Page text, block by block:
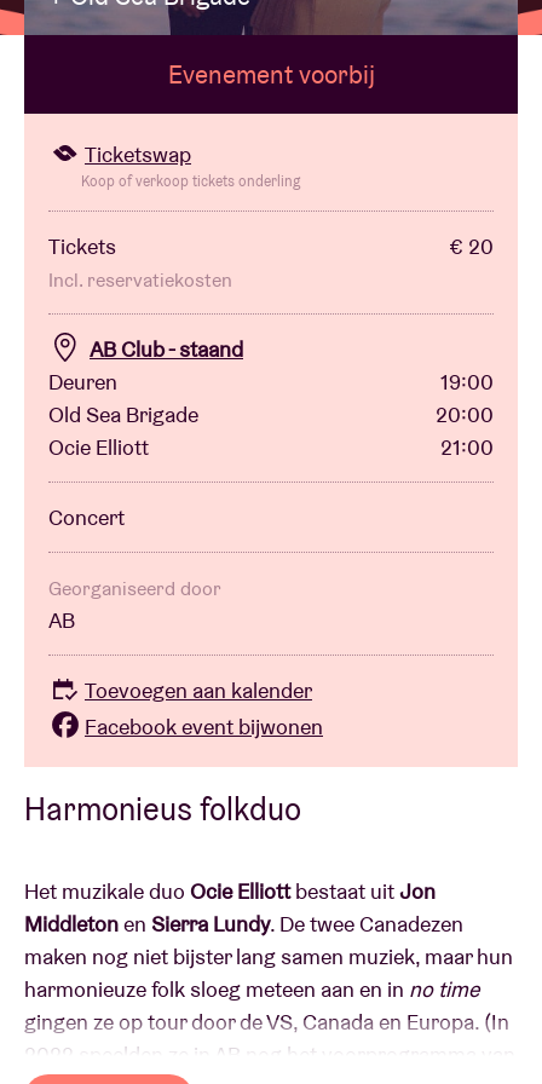
BRDCST
Concertcheque
Over AB
Contact
Harmonieus folkduo
Het muzikale duo Ocie Elliottbestaat uitJon
Middletonen Sierra Lundy. De twee Canadezen
maken nog niet bijster lang samen muziek, maar hun
harmonieuze folk sloeg meteen aan en in no time
gingen ze op tour door de VS, Canada en Europa. (In
2022 speelden ze in AB nog het voorprogramma van
Evenement voorbij
Ticketswap
Koop of verkoop tickets onderling
Tickets € 20
Incl. reservatiekosten
AB Club - staand
Deuren
19:00
Old Sea Brigade
20:00
Ocie Elliott
21:00
Concert
Georganiseerd door
AB
Toevoegen aan kalender
Facebook event bijwonen